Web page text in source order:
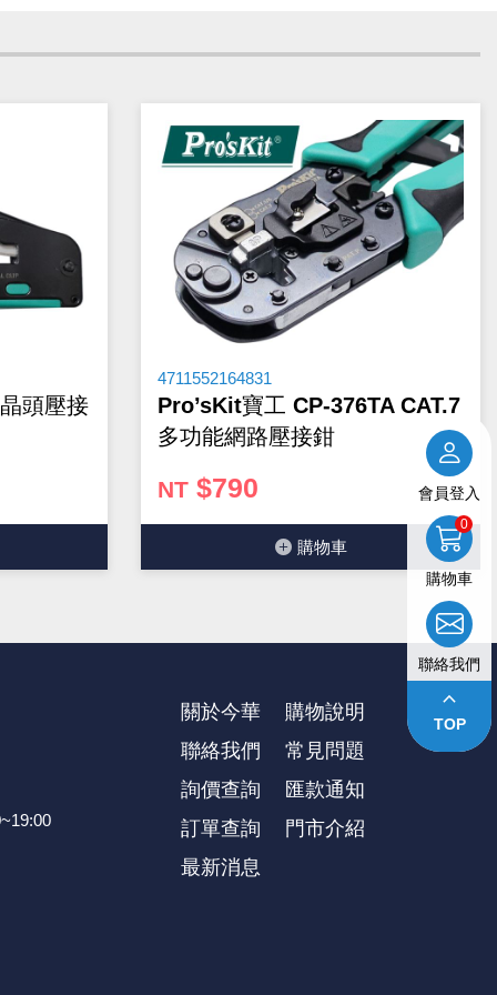
會員登入
購物車
0
聯絡我們
keyboard_arrow_up
TOP
頭壓接
4711552164831
Pro’sKit寶工 CP-376TA CAT.7
多功能網路壓接鉗
NT $790
購物⾞
關於今華
購物說明
聯絡我們
常見問題
詢價查詢
匯款通知
訂單查詢
⾨市介紹
最新消息